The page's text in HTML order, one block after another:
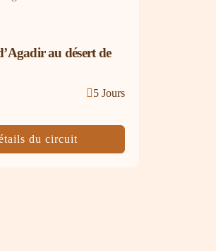
au désert de
5 Jours
du circuit